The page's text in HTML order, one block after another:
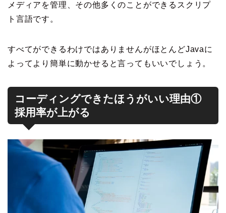
メディアを管理、その他多くのことができるスクリプ
ト言語です。
すべてができるわけではありませんがほとんどJavaに
よってより簡単に動かせると言ってもいいでしょう。
コーディングできたほうがいい理由①
採用率が上がる